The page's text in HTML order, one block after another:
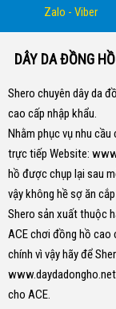
Zalo - Viber
DÂY DA ĐỒNG
Shero chuyên dây da
cao cấp nhập khẩu.
Nhằm phục vụ nhu
trực tiếp Website:
hồ được chụp lại sau
vậy không hề sợ ăn
Shero sản xuất thuộc
ACE chơi đồng hồ cao
chính vì vậy hãy để
www.daydadongho.net
cho ACE.